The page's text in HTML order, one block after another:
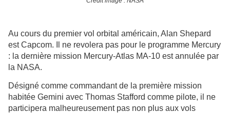
Au cours du premier vol orbital américain, Alan Shepard
est Capcom. Il ne revolera pas pour le programme Mercury
: la dernière mission Mercury-Atlas MA-10 est annulée par
la NASA.
Désigné comme commandant de la première mission
habitée Gemini avec Thomas Stafford comme pilote, il ne
participera malheureusement pas non plus aux vols